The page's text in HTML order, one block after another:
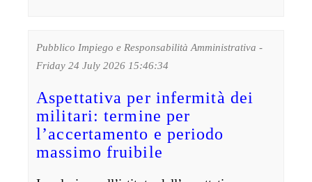
Pubblico Impiego e Responsabilità Amministrativa -
Friday 24 July 2026 15:46:34
Aspettativa per infermità dei
militari: termine per
l’accertamento e periodo
massimo fruibile